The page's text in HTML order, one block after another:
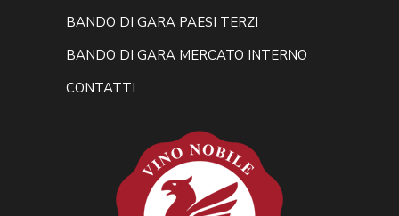
BANDO DI GARA PAESI TERZI
BANDO DI GARA MERCATO INTERNO
CONTATTI